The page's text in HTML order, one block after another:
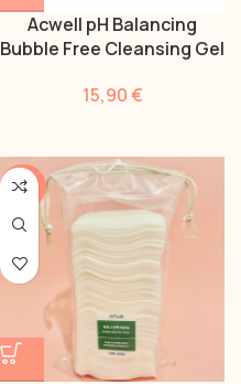
Acwell pH Balancing
Bubble Free Cleansing Gel
15,90€
-40%